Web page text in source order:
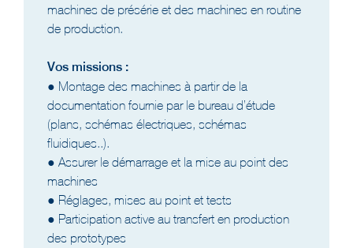
machines de présérie et des machines en routine
de production.
Vos missions :
● Montage des machines à partir de la
documentation fournie par le bureau d’étude
(plans, schémas électriques, schémas
fluidiques..).
● Assurer le démarrage et la mise au point des
machines
● Réglages, mises au point et tests
● Participation active au transfert en production
des prototypes